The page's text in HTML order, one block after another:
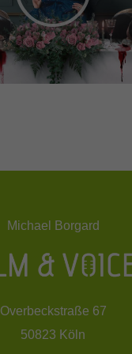
Michael Borgard
Overbeckstraße 67
50823 Köln
und Social-Media-
Wenn Cookies von
der Zugriff auf diese
Informationen anzeigen